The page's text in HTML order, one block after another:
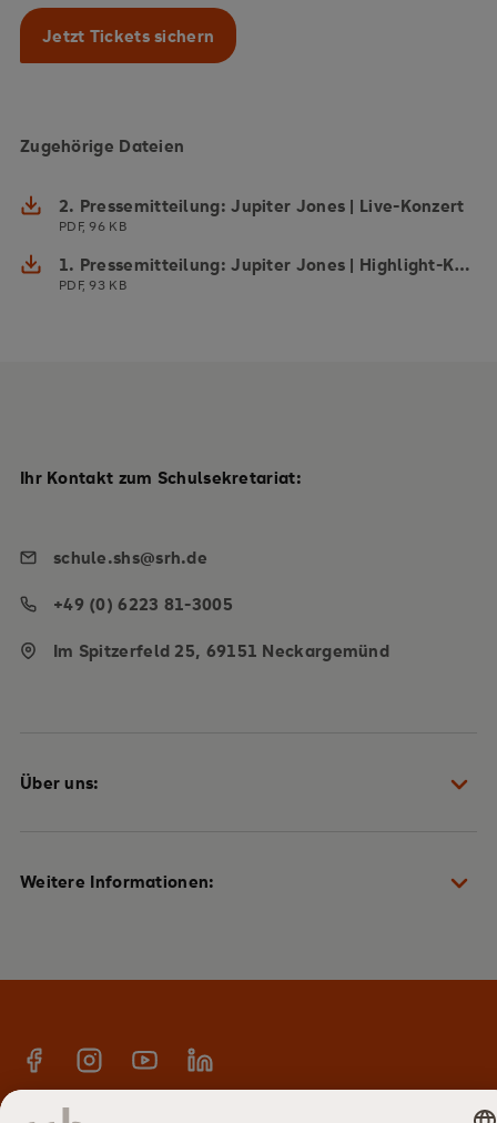
Jetzt Tickets sichern
Zugehörige Dateien
2. Pressemitteilung: Jupiter Jones | Live-Konzert
PDF, 96 KB
1. Pressemitteilung: Jupiter Jones | Highlight-Konzert
PDF, 93 KB
Über uns:
Weitere Informationen:
Kennenlern-Touren, Termine & Veranstaltungen
Ihr Kontakt zum Schulsekretariat:
schule.shs@srh.de
+49 (0) 6223 81-3005
Im Spitzerfeld 25, 69151 Neckargemünd